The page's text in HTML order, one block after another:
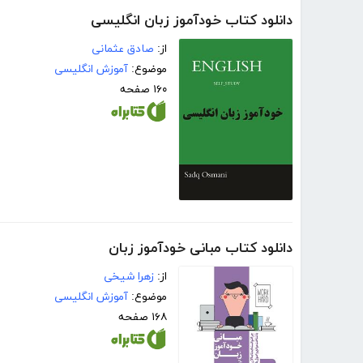
دانلود کتاب خودآموز زبان انگلیسی
از: صادق عثمانی
موضوع: آموزش انگلیسی
۱۶۰ صفحه
دانلود کتاب مبانی خودآموز زبان
از: زهرا شیخی
موضوع: آموزش انگلیسی
۱۶۸ صفحه